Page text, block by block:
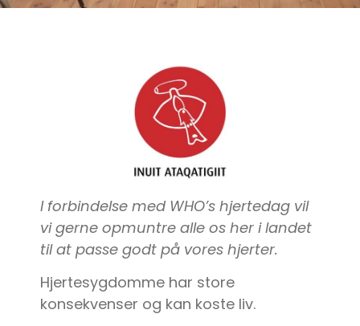
I forbindelse med WHO’s hjertedag vil
vi gerne opmuntre alle os her i landet
til at passe godt på vores hjerter.
Hjertesygdomme har store
konsekvenser og kan koste liv.